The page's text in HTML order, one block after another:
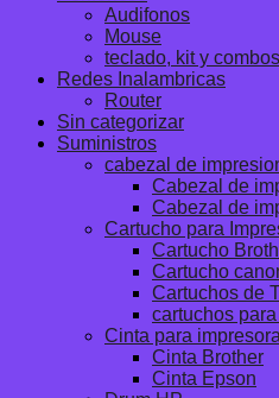
Audifonos
Mouse
teclado, kit y combos
Redes Inalambricas
Router
Sin categorizar
Suministros
cabezal de
Cabezal de
Cabezal de
Cartucho para
Cartucho
Cartucho
Cartuchos de
cartuchos
Cinta para impresora
Cinta Brother
Cinta Epson